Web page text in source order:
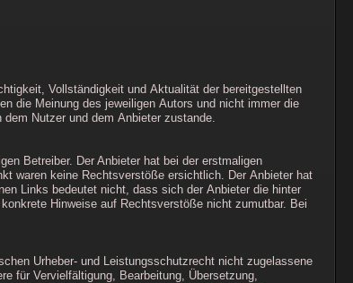
Vollständigkeit und Aktualität der bereitgestellten
die Meinung des jeweiligen Autors und nicht immer die
Nutzer und dem Anbieter zustande.
Betreiber. Der Anbieter hat bei der erstmaligen
waren keine Rechtsverstöße ersichtlich. Der Anbieter hat
Links bedeutet nicht, dass sich der Anbieter die hinter
Hinweise auf Rechtsverstöße nicht zumutbar. Bei
Urheber- und Leistungsschutzrecht nicht zugelassene
für Vervielfältigung, Bearbeitung, Übersetzung,